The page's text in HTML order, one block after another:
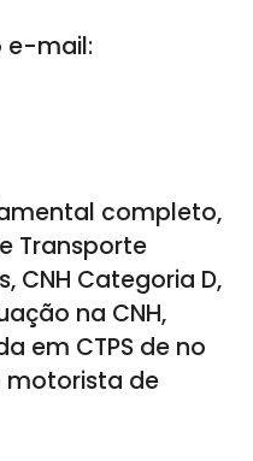
e-mail:
completo,
Transporte
CNH Categoria D,
na CNH,
em CTPS de no
motorista de